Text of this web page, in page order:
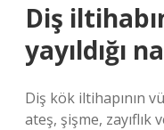
Diş
yayıldığı
Diş kök iltihapının
ateş, şişme,